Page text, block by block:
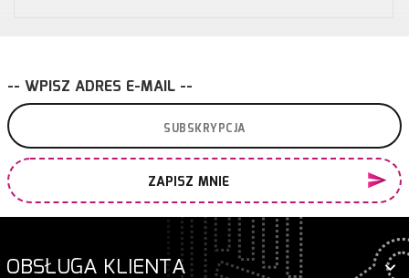
-- WPISZ ADRES E-MAIL --
ZAPISZ MNIE
OBSŁUGA KLIENTA